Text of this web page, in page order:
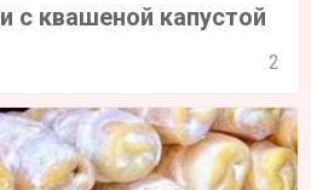
с квашеной капустой
2